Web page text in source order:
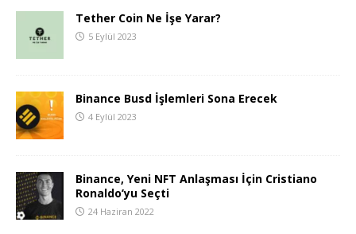
Tether Coin Ne İşe Yarar?
5 Eylül 2023
Binance Busd İşlemleri Sona Erecek
4 Eylül 2023
Binance, Yeni NFT Anlaşması İçin Cristiano
Ronaldo’yu Seçti
24 Haziran 2022